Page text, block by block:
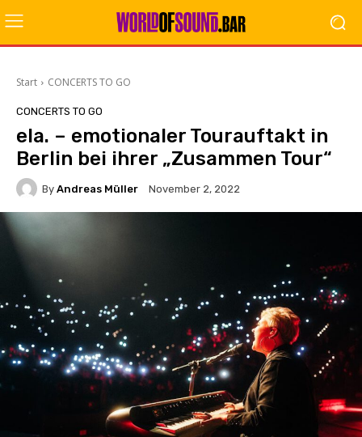
Start CONCERTS TO GO
CONCERTS TO GO
ela. – emotionaler Tourauftakt in
Berlin bei ihrer „Zusammen Tour“
By Andreas Müller November 2, 2022